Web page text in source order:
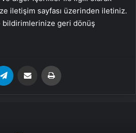
iletişim sayfası üzerinden iletiniz.
bildirimlerinize geri dönüş
Email'den paylaş